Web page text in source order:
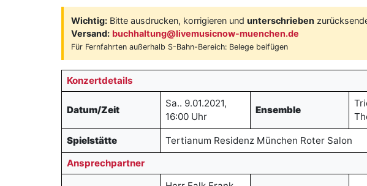
Wichtig: Bitte ausdrucken, korrigieren und unterschrieben
Versand: buchhaltung@livemusicnow-muenchen.de
Für Fernfahrten außerhalb S-Bahn-Bereich: Belege beifügen
Konzertdetails
Datum/Zeit
Sa.. 9.01.2021,
16:00 Uhr
Ensemble
Spielstätte
Tertianum Residenz München Roter Salon
Ansprechpartner